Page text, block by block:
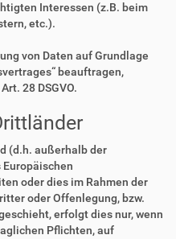
Interessen (z.B. beim
etc.).
von Daten auf Grundlage
beauftragen,
28 DSGVO.
(d.h. außerhalb der
Europäischen
oder dies im Rahmen der
oder Offenlegung, bzw.
erfolgt dies nur, wenn
Pflichten, auf